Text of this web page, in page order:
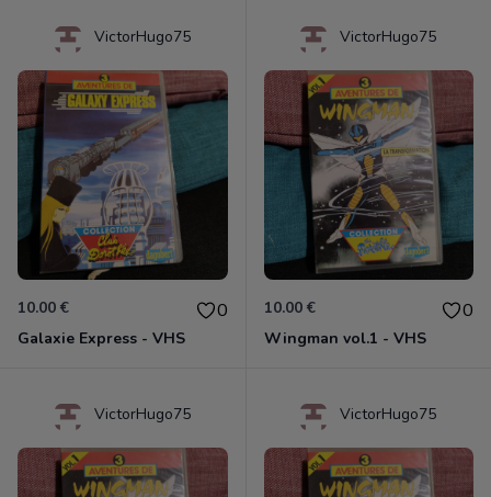
VictorHugo75
10.00 € 0
Galaxie Express - VHS
VictorHugo75
10.00 € 0
Wingman vol.1 - VHS
VictorHugo75 VictorHugo75